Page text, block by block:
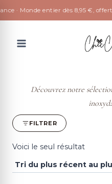
· Monde entier dès 8,95 €, offerte
Découvrez notre
FILTRER
Voici le seul résultat